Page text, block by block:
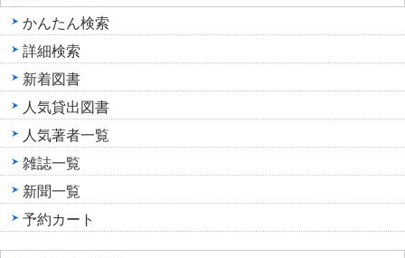
かんたん検索
詳細検索
新着図書
人気貸出図書
人気著者一覧
雑誌一覧
新聞一覧
予約カート